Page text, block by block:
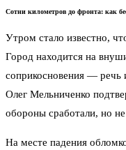
Сотни километров до фронта: как
Утром стало известно,
Город находится на
соприкосновения — речь
Олег Мельниченко
обороны сработали, но
На месте падения